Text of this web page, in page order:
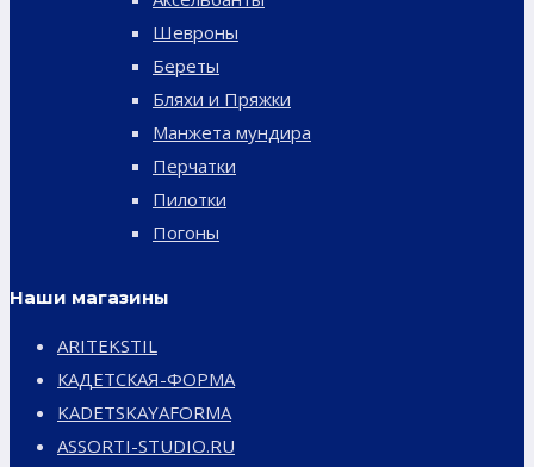
Шевроны
Береты
Бляхи и Пряжки
Манжета мундира
Перчатки
Пилотки
Погоны
Наши магазины
ARITEKSTIL
КАДЕТСКАЯ-ФОРМА
KADETSKAYAFORMA
ASSORTI-STUDIO.RU